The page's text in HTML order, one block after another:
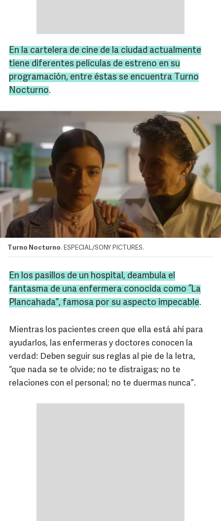
En la cartelera de cine de la ciudad actualmente
tiene diferentes películas de estreno en su
programación, entre éstas se encuentra Turno
Nocturno.
Turno Nocturno. ESPECIAL/SONY PICTURES.
En los pasillos de un hospital, deambula el
fantasma de una enfermera conocida como “
La
Plancahada”, famosa por su aspecto impecable.
Mientras los pacientes creen que ella está ahí para
ayudarlos, las enfermeras y doctores conocen la
verdad: Deben seguir sus reglas al pie de la letra,
“que nada se te olvide; no te distraigas; no te
relaciones con el personal; no te duermas nunca”.